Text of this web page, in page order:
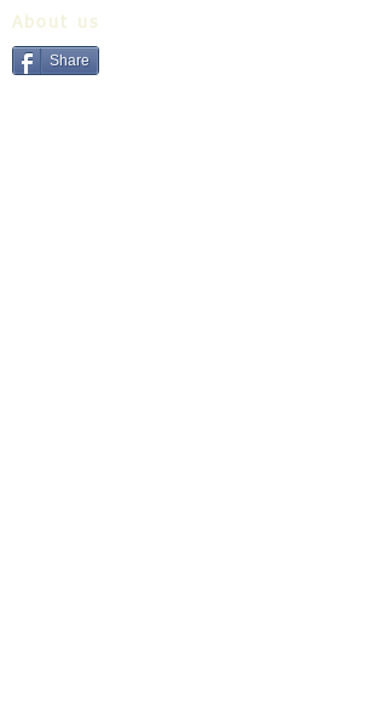
About us
Share